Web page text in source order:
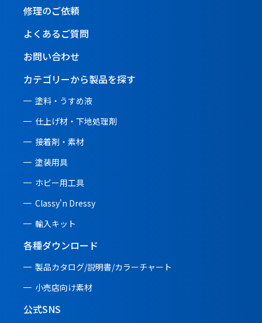
修理のご依頼
よくあるご質問
お問い合わせ
カテゴリーから製品を探す
塗料・うすめ液
仕上げ材・下地処理剤
接着剤・素材
塗装用具
ホビー用工具
Classy'n Dressy
輸入キット
各種ダウンロード
製品カタログ/説明書/カラーチャート
小売店向け素材
公式SNS